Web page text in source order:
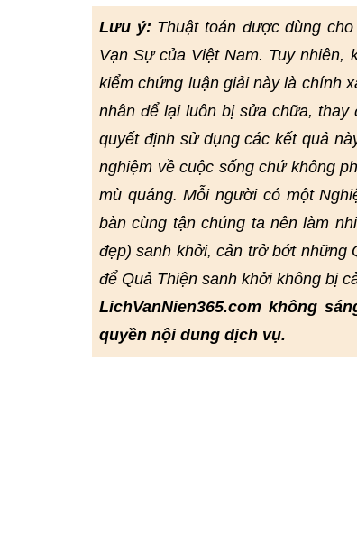
Lưu ý: Thuật toán được dùng
Vạn Sự của Việt Nam. Tuy nhiên,
kiểm chứng luận giải này là chính
nhân để lại luôn bị sửa chữa,
quyết định sử dụng các kết quả
nghiệm về cuộc sống chứ không
mù quáng. Mỗi người có một
bàn cùng tận chúng ta nên làm
đẹp) sanh khởi, cản trở bớt những
để Quả Thiện sanh khởi không bị
LichVanNien365.com không
quyền nội dung dịch vụ.